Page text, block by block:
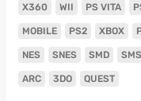
X360 WII PS VITA
MOBILE PS2 XBOX
NES SNES SMD SMS
ARC 3DO QUEST